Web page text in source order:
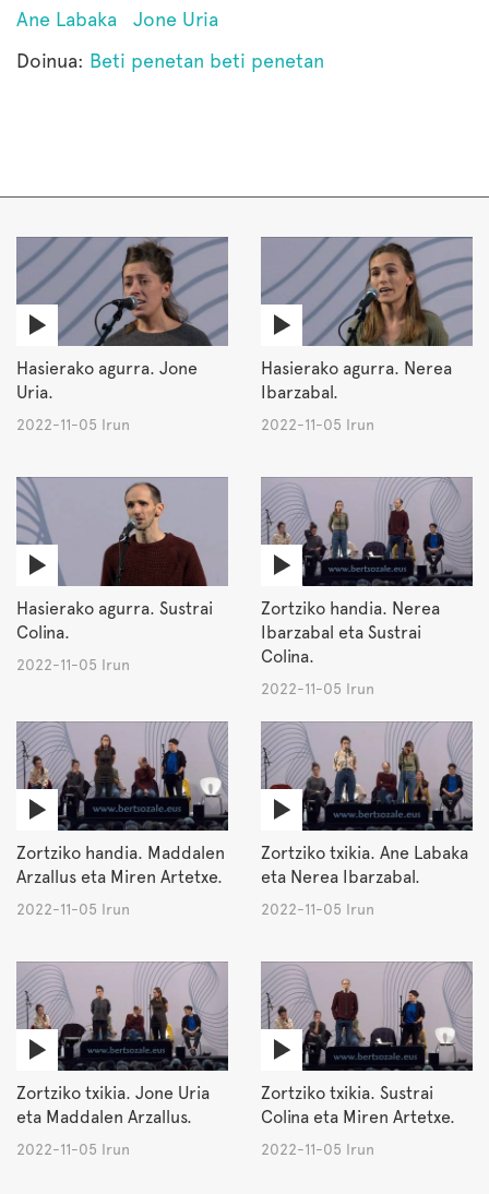
Ane Labaka
Jone Uria
Doinua: Beti penetan beti penetan
Hasierako agurra. Jone
Uria.
2022-11-05 Irun
Hasierako agurra. Nerea
Ibarzabal.
2022-11-05 Irun
Hasierako agurra. Sustrai
Colina.
2022-11-05 Irun
Zortziko handia. Nerea
Ibarzabal eta Sustrai
Colina.
2022-11-05 Irun
Zortziko handia. Maddalen
Arzallus eta Miren Artetxe.
2022-11-05 Irun
Zortziko txikia. Ane Labaka
eta Nerea Ibarzabal.
2022-11-05 Irun
Zortziko txikia. Jone Uria
eta Maddalen Arzallus.
2022-11-05 Irun
Zortziko txikia. Sustrai
Colina eta Miren Artetxe.
2022-11-05 Irun